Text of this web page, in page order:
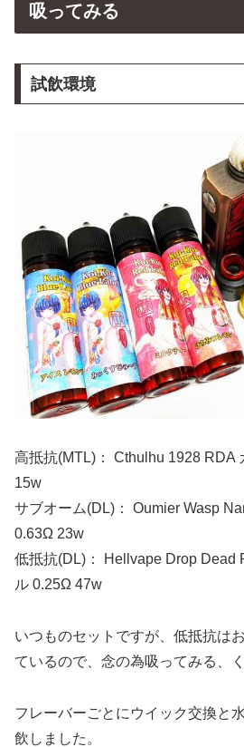
吸ってみる
試飲環境
高抵抗(MTL)： Cthulhu 1928 RDA
15w
サブオーム(DL)： Oumier Wasp
0.63Ω 23w
低抵抗(DL)： Hellvape Drop Dead
ル 0.25Ω 47w
いつものセットですが、低抵抗は
ているので、念の為吸ってみる、
フレーバーごとにウイック交換と
飲しました。